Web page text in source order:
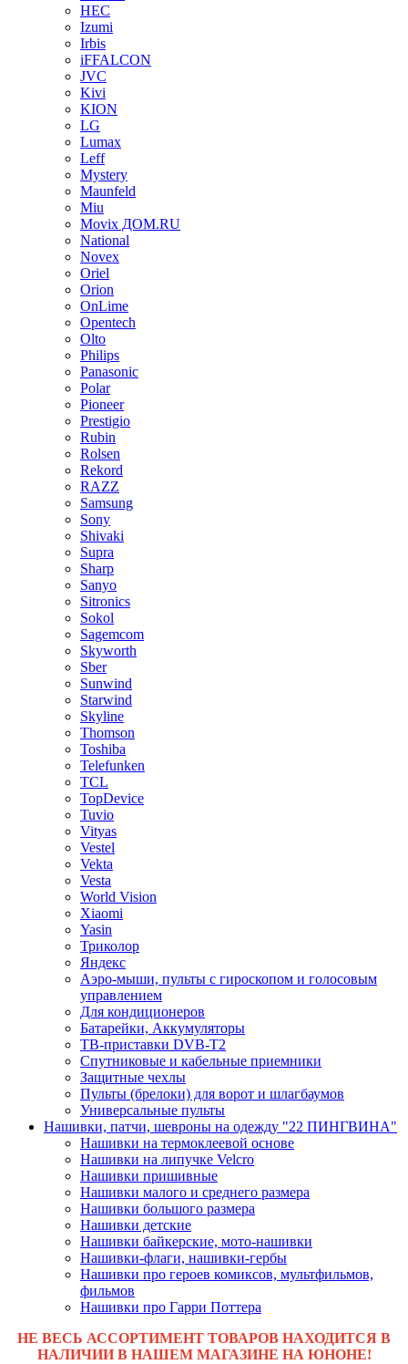
HEC
Izumi
Irbis
iFFALCON
JVC
Kivi
KION
LG
Lumax
Leff
Mystery
Maunfeld
Miu
Movix ДОМ.RU
National
Novex
Oriel
Orion
OnLime
Opentech
Olto
Philips
Panasonic
Polar
Pioneer
Prestigio
Rubin
Rolsen
Rekord
RAZZ
Samsung
Sony
Shivaki
Supra
Sharp
Sanyo
Sitronics
Sokol
Sagemcom
Skyworth
Sber
Sunwind
Starwind
Skyline
Thomson
Toshiba
Telefunken
TCL
TopDevice
Tuvio
Vityas
Vestel
Vekta
Vesta
World Vision
Xiaomi
Yasin
Триколор
Яндекс
Аэро-мыши, пульты с гироскопом и голосовым
управлением
Для кондиционеров
Батарейки, Аккумуляторы
ТВ-приставки DVB-T2
Спутниковые и кабельные приемники
Защитные чехлы
Пульты (брелоки) для ворот и шлагбаумов
Универсальные пульты
Нашивки, патчи, шевроны на одежду "22 ПИНГВИНА"
Нашивки на термоклеевой основе
Нашивки на липучке Velcro
Нашивки пришивные
Нашивки малого и среднего размера
Нашивки большого размера
Нашивки детские
Нашивки байкерские, мото-нашивки
Нашивки-флаги, нашивки-гербы
Нашивки про героев комиксов, мультфильмов,
фильмов
Нашивки про Гарри Поттера
НЕ ВЕСЬ АССОРТИМЕНТ ТОВАРОВ НАХОДИТСЯ В
НАЛИЧИИ В НАШЕМ МАГАЗИНЕ НА ЮНОНЕ!